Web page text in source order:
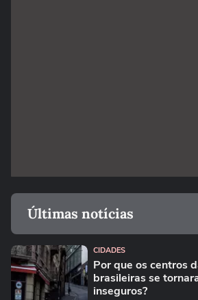
Últimas notícias
CIDADES
Por que os centros
brasileiras se
inseguros?